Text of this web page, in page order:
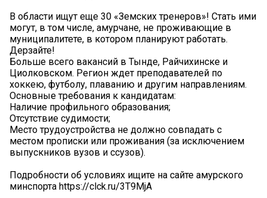
В области ищут еще 30 «Земских тренеров»! Стать ими
могут, в том числе, амурчане, не проживающие в
муниципалитете, в котором планируют работать.
Дерзайте!
Больше всего вакансий в Тынде, Райчихинске и
Циолковском. Регион ждет преподавателей по
хоккею, футболу, плаванию и другим направлениям.
Основные требования к кандидатам:
️Наличие профильного образования;
️Отсутствие судимости;
️Место трудоустройства не должно совпадать с
местом прописки или проживания (за исключением
выпускников вузов и ссузов).
Подробности об условиях ищите на сайте амурского
минспорта https://clck.ru/3T9MjA